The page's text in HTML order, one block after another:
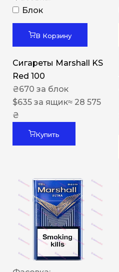
Блок
В Корзину
Сигареты Marshall KS
Red 100
₴670 за блок
$635 за ящик≈ 28 575
₴
Купить